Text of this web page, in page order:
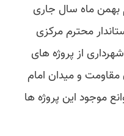
ماه سال جاری
محترم مرکزی
از پروژه های
و میدان امام
موجود این پروژه ها